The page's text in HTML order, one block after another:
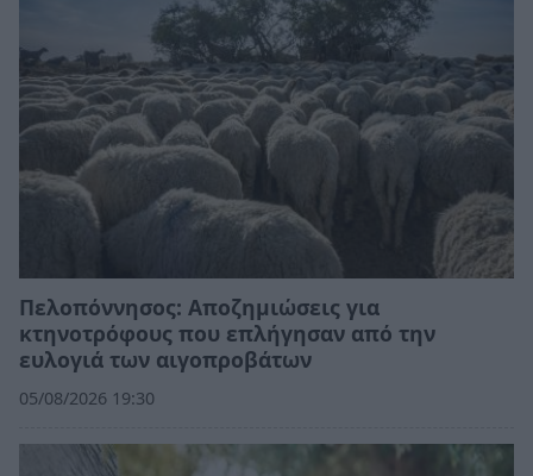
Πελοπόννησος: Αποζημιώσεις για
κτηνοτρόφους που επλήγησαν από την
ευλογιά των αιγοπροβάτων
05/08/2026 19:30